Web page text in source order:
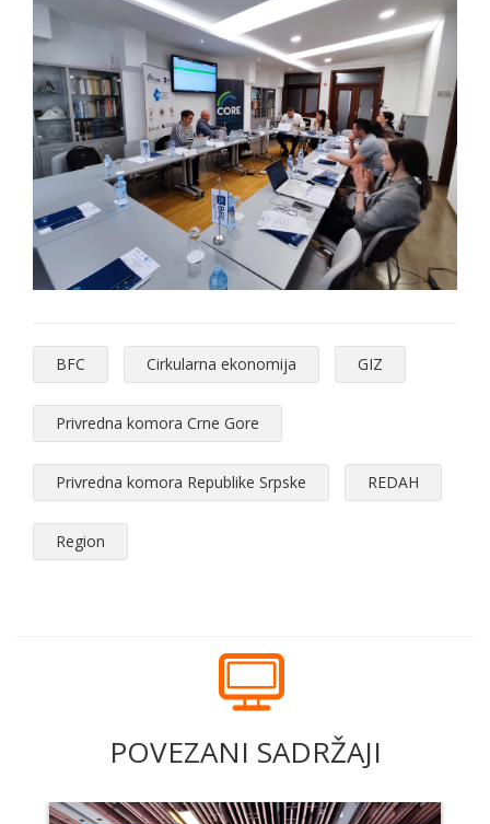
BFC Cirkularna ekonomija GIZ
Privredna komora Crne Gore
Privredna komora Republike Srpske REDAH
Region
POVEZANI SADRŽAJI